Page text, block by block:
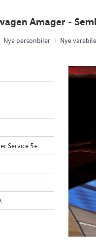
Nye personbiler Nye
Amager -
Service 5+